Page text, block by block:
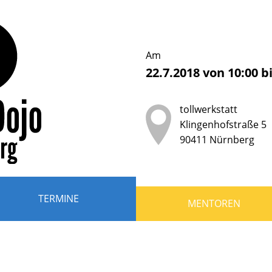
Am
22.7.2018von 10:00
tollwerkstatt
Klingenhofstraße 5
90411 Nürnberg
TERMINE MENTOREN